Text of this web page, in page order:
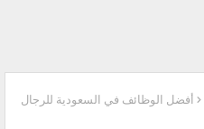
أفضل الوظائف في السعودية للرجال